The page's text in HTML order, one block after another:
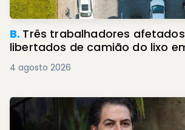
B. Três trabalhadores
libertados de camião do lixo
4 agosto 2026